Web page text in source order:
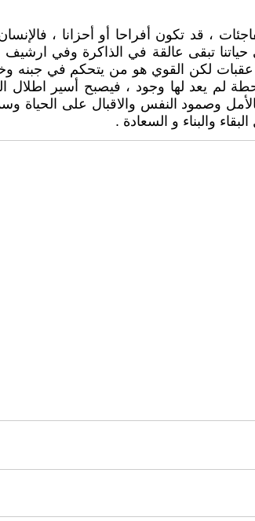
، قد تكون أفراحا أو أحزانا ،
تبقى عالقة في الذاكرة وفي ارشيف
لكن القوي هو من يتحكم في جبنه
لم يعد لها وجود ، فيصبح أسير اطلال
وصمود النفس والاقبال على الحياة
والبناء و السعادة .